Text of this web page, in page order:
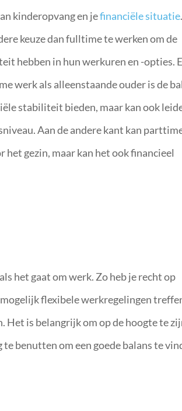
kinderopvang en jefinanciële situatie.
keuze dan fulltime te werken om de
hebben in hun werkuren en -opties.
werk als alleenstaande ouder is de
stabiliteit bieden, maar kan ook
Aan de andere kant kan
gezin, maar kan het ook financieel
het gaat om werk. Zo heb je recht op
flexibele werkregelingen
is belangrijk om op de hoogte te
benutten om een goede balans te